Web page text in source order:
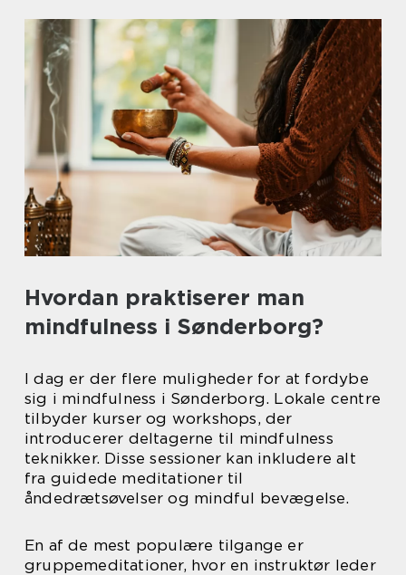
Hvordan praktiserer man
mindfulness i Sønderborg?
I dag er der flere muligheder for at fordybe
sig i mindfulness i Sønderborg. Lokale centre
tilbyder kurser og workshops, der
introducerer deltagerne til mindfulness
teknikker. Disse sessioner kan inkludere alt
fra guidede meditationer til
åndedrætsøvelser og mindful bevægelse.
En af de mest populære tilgange er
gruppemeditationer, hvor en instruktør leder